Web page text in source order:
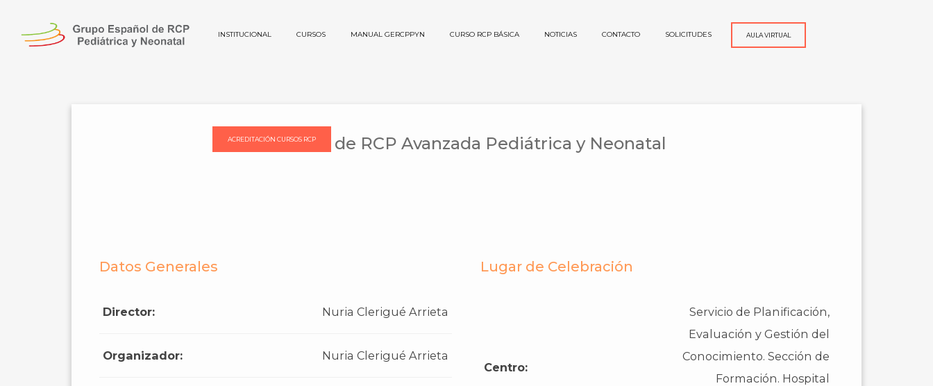
INSTITUCIONAL CURSOS MANUAL GERCPPYN CURSO RCP BÁSICA NOTICIAS CONTACTO SOLICITUDES AULA VIRTUAL
ACREDITACIÓN CURSOS RCP
V Curso de RCP Avanzada Pediátrica y Neonatal
Datos Generales
Director: Nuria Clerigué Arrieta
Organizador: Nuria Clerigué Arrieta
Lugar de Celebración
Centro:
Servicio de Planificación,
Evaluación y Gestión del
Conocimiento. Sección de
Formación. Hospital